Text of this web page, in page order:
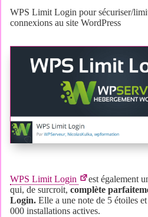
WPS Limit Login pour sécuriser/
connexions au site WordPress
WPS Limit Login
est également
qui, de surcroit, complète
Login. Elle a une note de 5 étoiles
000 installations actives.